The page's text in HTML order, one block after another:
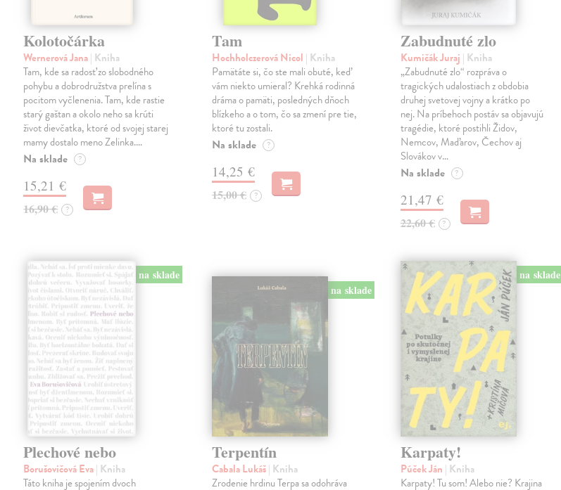
Kolotočárka
Wernerová Jana| Kniha
Tam, kde sa radosť zo slobodného
pohybu a dobrodružstva prelína s
pocitom vyčlenenia. Tam, kde rastie
starý gaštan a okolo neho sa krúti
život dievčatka, ktoré od svojej starej
mamy dostalo meno Zelinka.…
Na sklade ?
15,21 €
16,90 € ?
Tam
Hochholczerová Nicol | Kniha
Pamätáte si, čo ste mali obuté, keď
vám niekto umieral? Krehká rodinná
dráma o pamäti, posledných dňoch
blízkeho a o tom, čo sa zmení pre tie,
ktoré tu zostali.
Na sklade ?
14,25 €
15,00 € ?
Zabudnuté zlo
Kumičák Juraj | Kniha
„Zabudnuté zlo“ rozpráva o
tragických udalostiach z obdobia
druhej svetovej vojny a krátko po
nej. Na príbehoch postáv sa objavujú
tragédie, ktoré postihli Židov,
Nemcov, Maďarov, Čechov aj
Slovákov v…
Na sklade ?
21,47 €
22,60 € ?
na sklade
Plechové nebo
Borušovičová Eva| Kniha
Táto kniha je spojením dvoch
na sklade
Terpentín
Cabala Lukáš| Kniha
Zrodenie hrdinu Terpa sa odohráva
na sklade
Karpaty!
Púček Ján | Kniha
Karpaty! Tu som! Alebo nie? Krajina